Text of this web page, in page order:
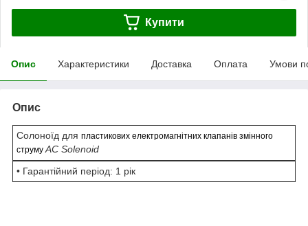
Купити
Опис Характеристики Доставка Оплата Умови
Опис
Солоноїд для пластикових електромагнітних клапанів змінного
струму AC Solenoid
• Гарантійний період: 1 рік